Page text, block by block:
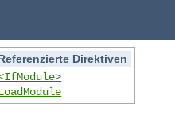
Direktiven